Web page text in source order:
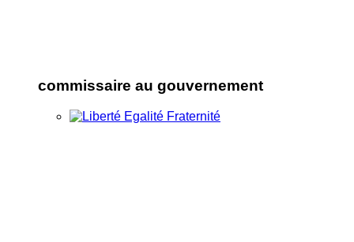
commissaire au gouvernement